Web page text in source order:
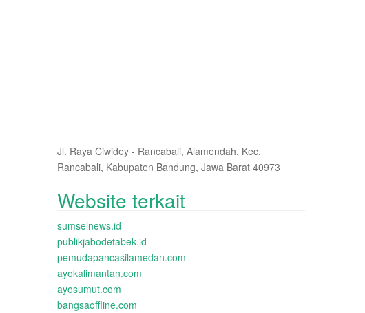
Jl. Raya Ciwidey - Rancabali, Alamendah, Kec.
Rancabali, Kabupaten Bandung, Jawa Barat 40973
Website terkait
sumselnews.id
publikjabodetabek.id
pemudapancasilamedan.com
ayokalimantan.com
ayosumut.com
bangsaoffline.com